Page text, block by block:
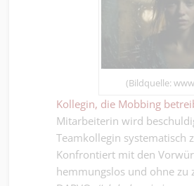
(Bildquelle:
Kollegin, die Mobbing
Mitarbeiterin wird
Teamkollegin systematisch
Konfrontiert mit den
hemmungslos und ohne zu